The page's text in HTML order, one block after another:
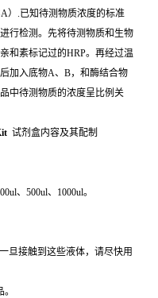
）.已知待测物质浓度的标准
行检测。先将待测物质和生物
和素标记过的HRP。再经过温
加入底物A、B，和酶结合物
中待测物质的浓度呈比例关
试剂盒内容及其配制
、500ul、1000ul。
旦接触到这些液体，请尽快用